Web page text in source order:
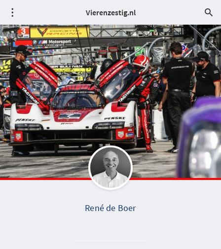
Vierenzestig.nl
René de Boer